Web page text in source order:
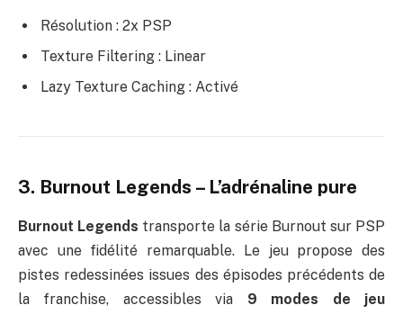
Résolution : 2x PSP
Texture Filtering : Linear
Lazy Texture Caching : Activé
3. Burnout Legends – L’adrénaline pure
Burnout Legends transporte la série Burnout sur PSP
avec une fidélité remarquable. Le jeu propose des
pistes redessinées issues des épisodes précédents de
la franchise, accessibles via 9 modes de jeu